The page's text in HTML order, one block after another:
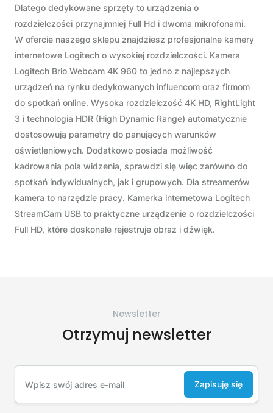
Dlatego dedykowane sprzęty to urządzenia o
rozdzielczości przynajmniej Full Hd i dwoma mikrofonami.
W ofercie naszego sklepu znajdziesz profesjonalne kamery
internetowe Logitech o wysokiej rozdzielczości. Kamera
Logitech Brio Webcam 4K 960 to jedno z najlepszych
urządzeń na rynku dedykowanych influencom oraz firmom
do spotkań online. Wysoka rozdzielczość 4K HD, RightLight
3 i technologia HDR (High Dynamic Range) automatycznie
dostosowują parametry do panujących warunków
oświetleniowych. Dodatkowo posiada możliwość
kadrowania pola widzenia, sprawdzi się więc zarówno do
spotkań indywidualnych, jak i grupowych. Dla streamerów
kamera to narzędzie pracy. Kamerka internetowa Logitech
StreamCam USB to praktyczne urządzenie o rozdzielczości
Full HD, które doskonale rejestruje obraz i dźwięk.
Newsletter
Otrzymuj newsletter
Zapisuję się